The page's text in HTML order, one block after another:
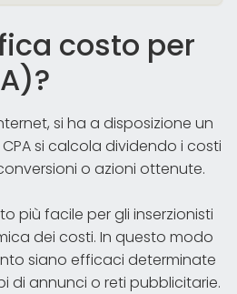
costo per
si ha a disposizione un
si calcola dividendo i costi
o azioni ottenute.
più facile per gli inserzionisti
dei costi. In questo modo
siano efficaci determinate
di annunci o reti pubblicitarie.